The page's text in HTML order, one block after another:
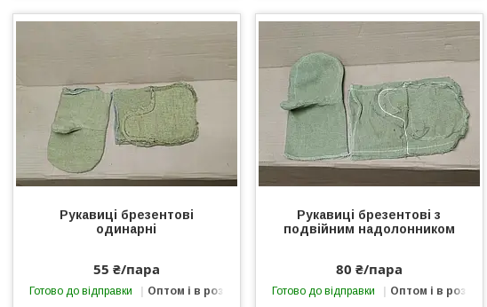
Рукавиці брезентові
одинарні
55 ₴/пара
Готово до відправки Оптом і в роздріб
Рукавиці брезентові з
подвійним надолонником
80 ₴/пара
Готово до відправки Оптом і в роздріб